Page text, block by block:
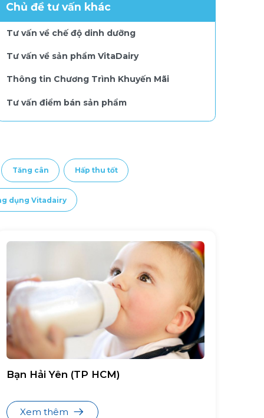
Chủ đề tư vấn khác
Tư vấn về chế độ dinh dưỡng
Tư vấn về sản phẩm VitaDairy
Thông tin Chương Trình Khuyến Mãi
Tư vấn điểm bán sản phẩm
Tăng cân Hấp thu tốt
dụng Vitadairy
Bạn Hải Yên (TP HCM)
Xem thêm